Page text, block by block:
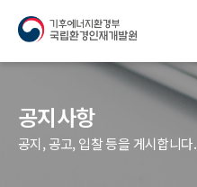
공지사항
공지, 공고, 입찰 등을 게시합니다.